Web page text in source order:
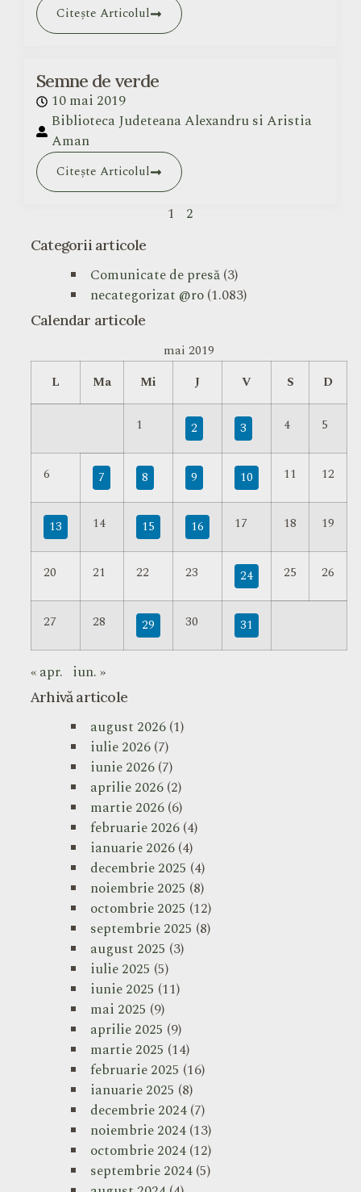
Citește Articolul
Semne de verde
10 mai 2019
Biblioteca Judeteana Alexandru si Aristia
Aman
Citește Articolul
1 2
Categorii articole
Comunicate de presă(3)
necategorizat @ro(1.083)
Calendar articole
mai 2019
L
Ma Mi J V S D
1 2 3 4 5
6 7 8 9 10 11 12
13 14 15 16 17 18 19
20 21 22 23 24 25 26
27 28 29 30 31
« apr. iun. »
Arhivă articole
august 2026(1)
iulie 2026(7)
iunie 2026(7)
aprilie 2026(2)
martie 2026(6)
februarie 2026(4)
ianuarie 2026(4)
decembrie 2025 (4)
noiembrie 2025 (8)
octombrie 2025 (12)
septembrie 2025 (8)
august 2025 (3)
iulie 2025 (5)
iunie 2025 (11)
mai 2025 (9)
aprilie 2025 (9)
martie 2025 (14)
februarie 2025 (16)
ianuarie 2025 (8)
decembrie 2024(7)
noiembrie 2024(13)
octombrie 2024(12)
septembrie 2024(5)